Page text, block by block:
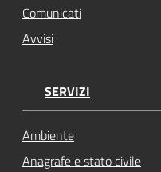
Comunicati
Avvisi
SERVIZI
Ambiente
Anagrafe e stato civile